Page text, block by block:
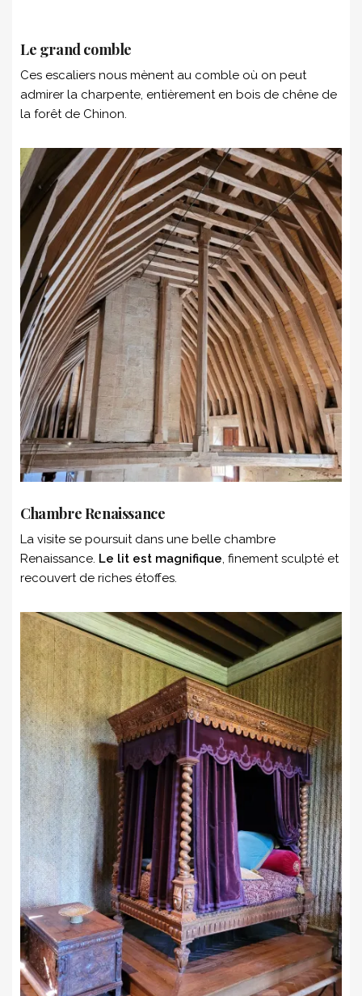
Le grand comble
Ces escaliers nous mènent au comble où on peut
admirer la charpente, entièrement en bois de chêne de
la forêt de Chinon.
Chambre Renaissance
La visite se poursuit dans une belle chambre
Renaissance. Le lit est magnifique, finement sculpté et
recouvert de riches étoffes.